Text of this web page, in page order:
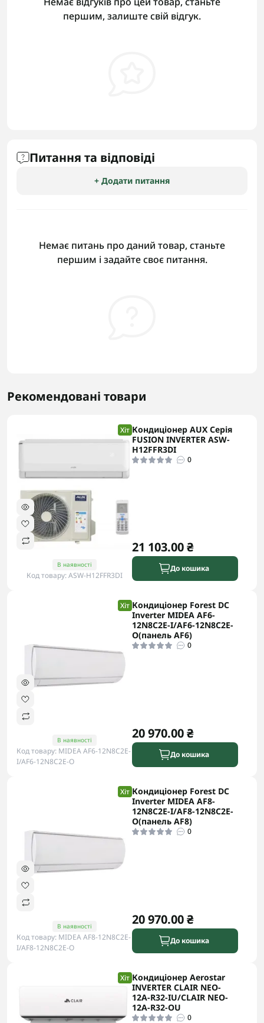
першим, залиште свій відгук.
Питання та відповіді
+ Додати питання
Немає питань про даний товар, станьте
першим і задайте своє питання.
Рекомендовані товари
Хіт
В наявності
Код товару: ASW-H12FFR3DI
Кондиціонер AUX Серія
FUSION INVERTER ASW-
H12FFR3DI
0
21 103.00 ₴
До кошика
Хіт
В наявності
Код товару: MIDEA AF6-12N8C2E-
I/AF6-12N8C2E-O
Кондиціонер Forest DC
Inverter MIDEA AF6-
12N8C2E-I/AF6-12N8C2E-
O(панель AF6)
0
20 970.00 ₴
До кошика
Хіт
В наявності
Код товару: MIDEA AF8-12N8C2E-
I/AF8-12N8C2E-O
Кондиціонер Forest DC
Inverter MIDEA AF8-
12N8C2E-I/AF8-12N8C2E-
O(панель AF8)
0
20 970.00 ₴
До кошика
Хіт Кондиціонер Aerostar
INVERTER CLAIR NEO-
12A-R32-IU/CLAIR NEO-
12A-R32-OU
0